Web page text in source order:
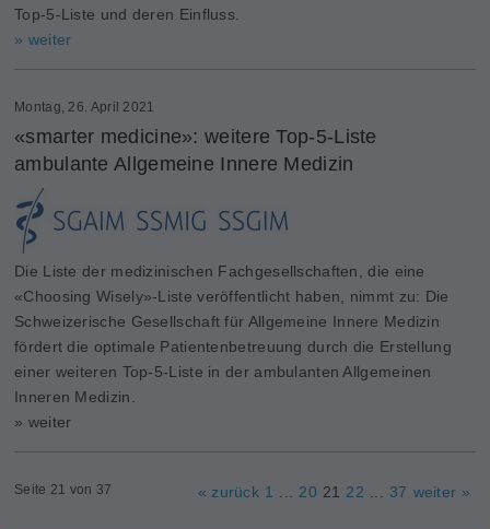
Top-5-Liste und deren Einfluss.
» weiter
Montag, 26. April 2021
«smarter medicine»: weitere Top-5-Liste
ambulante Allgemeine Innere Medizin
Die Liste der medizinischen Fachgesellschaften, die eine
«Choosing Wisely»-Liste veröffentlicht haben, nimmt zu: Die
Schweizerische Gesellschaft für Allgemeine Innere Medizin
fördert die optimale Patientenbetreuung durch die Erstellung
einer weiteren Top-5-Liste in der ambulanten Allgemeinen
Inneren Medizin.
» weiter
Seite 21 von 37 « zurück 1 20 21 22 37 weiter »